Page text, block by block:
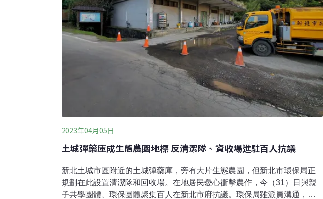
2023年04月05日
土城彈藥庫成生態農園地標 反清潔隊、資收場進駐百人抗議
新北土城市區附近的土城彈藥庫，旁有大片生態農園，但新北市環保局正
規劃在此設置清潔隊和回收場。在地居民憂心衝擊農作，今（31）日與親
子共學團體、環保團體聚集百人在新北市府抗議。環保局雖派員溝通，但